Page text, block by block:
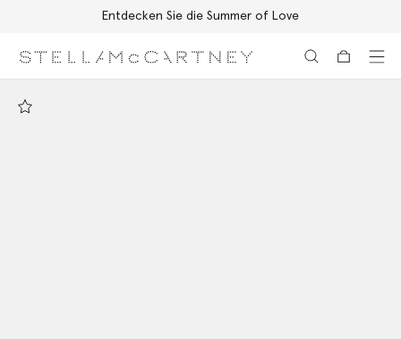
Entdecken Sie die Summer of Love